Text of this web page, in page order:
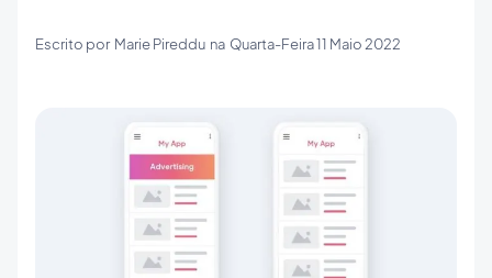
Escrito por Marie Pireddu na Quarta-Feira 11 Maio 2022